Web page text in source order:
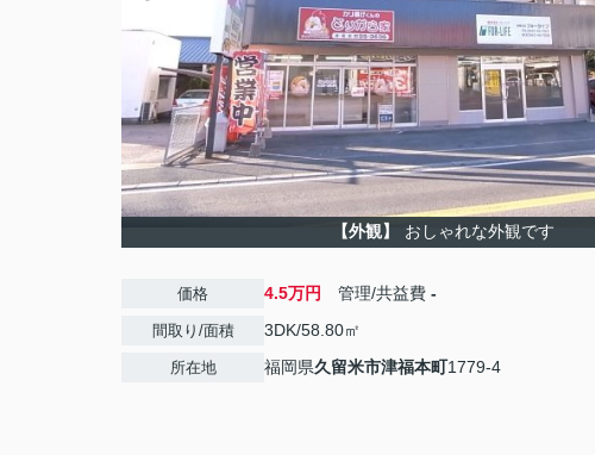
【外観】 おしゃれな外観です
価格 4.5万円 管理/共益費 -
間取り/面積 3DK/58.80㎡
所在地 福岡県久留米市津福本町1779-4